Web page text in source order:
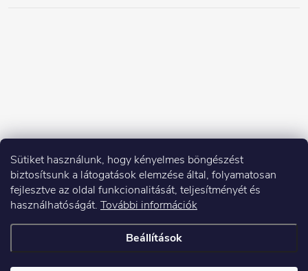
Sütiket használunk, hogy kényelmes böngészést
biztosítsunk a látogatások elemzése által, folyamatosan
fejlesztve az oldal funkcionalitását, teljesítményét és
használhatóságát. További információk
Beállítások
Copyright 2026Elektroshock.hu. Minden jog fenntartva.